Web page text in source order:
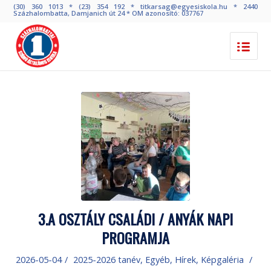
(30) 360 1013 * (23) 354 192 * titkarsag@egyesiskola.hu * 2440
Százhalombatta, Damjanich út 24 * OM azonosító: 037767
3.A OSZTÁLY CSALÁDI / ANYÁK NAPI
PROGRAMJA
2026-05-04 / 2025-2026 tanév, Egyéb, Hírek, Képgaléria /